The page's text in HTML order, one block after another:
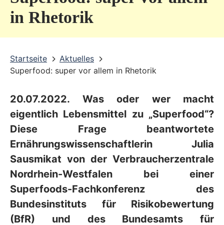
in Rhetorik
Startseite
Aktuelles
Superfood: super vor allem in Rhetorik
20.07.2022. Was oder wer macht
eigentlich Lebensmittel zu „Superfood“?
Diese Frage beantwortete
Ernährungswissenschaftlerin Julia
Sausmikat von der Verbraucherzentrale
Nordrhein-Westfalen bei einer
Superfoods-Fachkonferenz des
Bundesinstituts für Risikobewertung
(BfR) und des Bundesamts für